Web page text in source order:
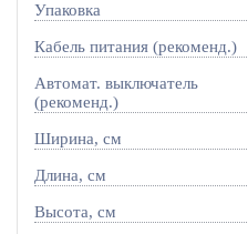
Упаковка
Кабель питания (рекоменд.)
Автомат. выключатель
(рекоменд.)
Ширина, см
Длина, см
Высота, см